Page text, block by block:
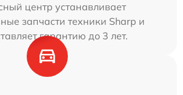
центр устанавливает
запчасти техники Sharp и
гарантию до 3 лет.